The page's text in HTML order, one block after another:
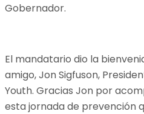
Gobernador.
El mandatario dio la
amigo, Jon Sigfuson,
Youth. Gracias Jon por
esta jornada de prevención